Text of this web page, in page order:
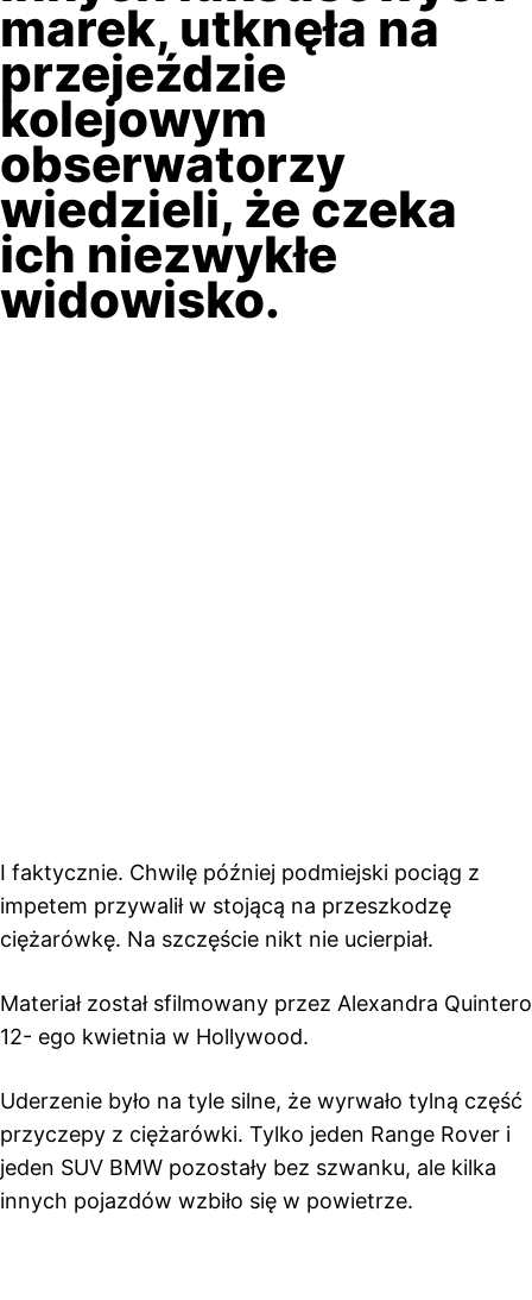
marek, utknęła na
przejeździe
kolejowym
obserwatorzy
wiedzieli, że czeka
ich niezwykłe
widowisko.
I faktycznie. Chwilę później podmiejski pociąg z
impetem przywalił w stojącą na przeszkodzę
ciężarówkę. Na szczęście nikt nie ucierpiał.
Materiał został sfilmowany przez Alexandra Quintero
12- ego kwietnia w Hollywood.
Uderzenie było na tyle silne, że wyrwało tylną część
przyczepy z ciężarówki. Tylko jeden Range Rover i
jeden SUV BMW pozostały bez szwanku, ale kilka
innych pojazdów wzbiło się w powietrze.